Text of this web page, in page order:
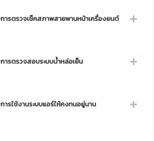
การตรวจเช็คสภาพสายพานหน้าเครื่องยนต์
การตรวจสอบระบบน้ำหล่อเย็น
การใช้งานระบบแอร์ให้คงทนอยู่นาน